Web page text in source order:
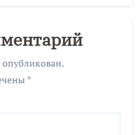
*